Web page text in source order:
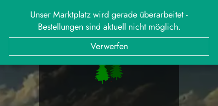
Unser Marktplatz wird gerade überarbeitet -
Bestellungen sind aktuell nicht möglich.
Verwerfen